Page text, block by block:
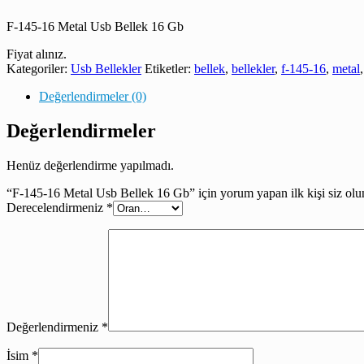
F-145-16 Metal Usb Bellek 16 Gb
Fiyat alınız.
Kategoriler: Usb Bellekler Etiketler: bellek, bellekler, f-145-16, metal,
Değerlendirmeler (0)
Değerlendirmeler
Henüz değerlendirme yapılmadı.
“F-145-16 Metal Usb Bellek 16 Gb” için yorum yapan ilk kişi siz
Derecelendirmeniz *
Değerlendirmeniz *
İsim *